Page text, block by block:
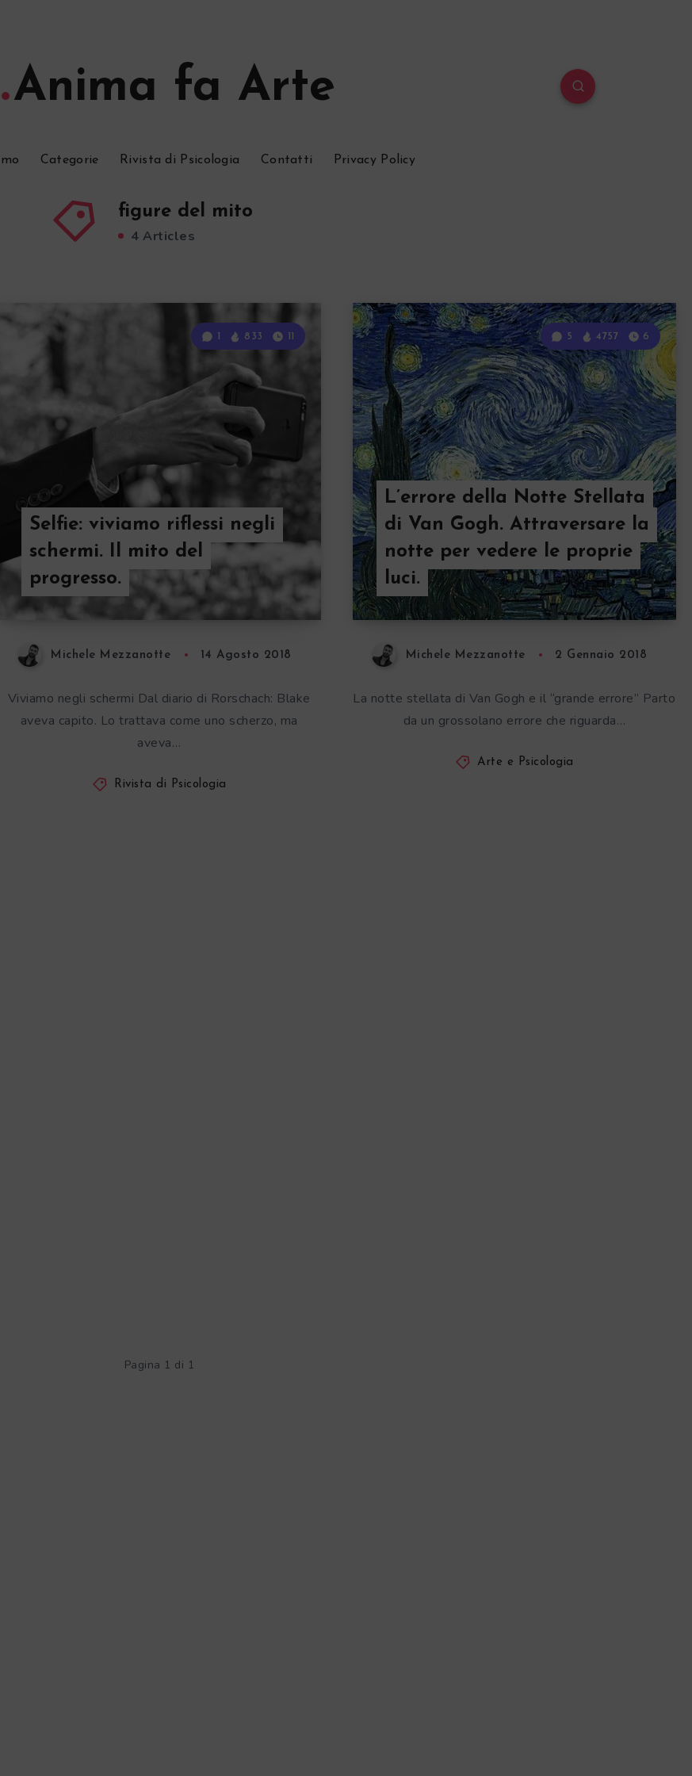
Anima fa Arte
Categorie Rivista di Psicologia Contatti Privacy Policy
figure del mito
4 Articles
Selfie: viviamo riflessi negli
schermi. Il mito del
progresso.
1 833 11
Michele Mezzanotte 14 Agosto 2018
Viviamo negli schermi Dal diario di Rorschach: Blake
aveva capito. Lo trattava come uno scherzo, ma
aveva…
Rivista di Psicologia
L’errore della Notte Stellata
di Van Gogh. Attraversare la
notte per vedere le proprie
luci.
5 4757 6
Michele Mezzanotte 2 Gennaio 2018
La notte stellata di Van Gogh e il “grande errore” Parto
da un grossolano errore che riguarda…
Arte e Psicologia
Pagina 1 di 1